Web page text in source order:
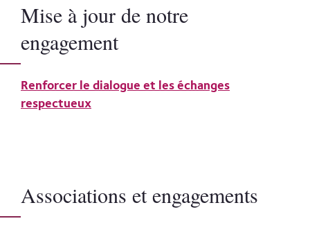
Mise à jour de notre
engagement
Renforcer le dialogue et les échanges
respectueux
Associations et engagements